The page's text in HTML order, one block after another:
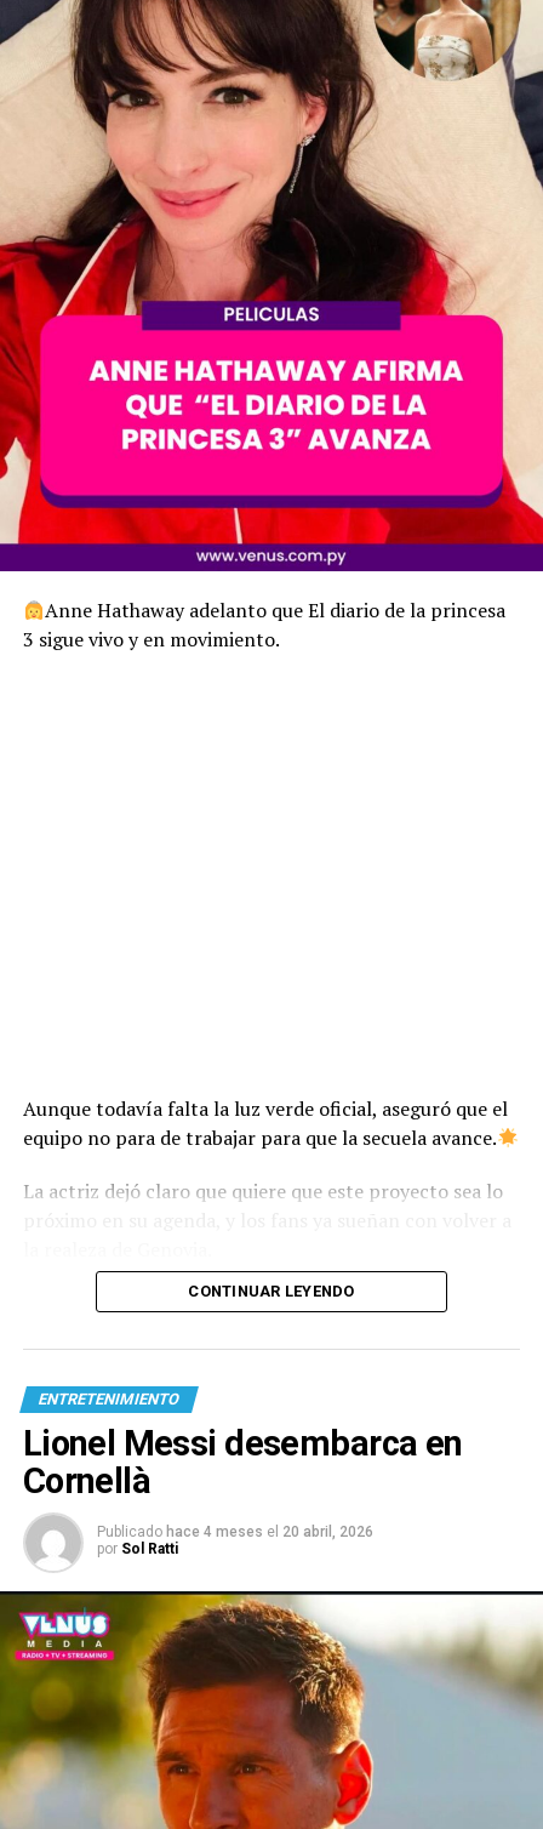
Anne Hathaway adelanto que El diario de la princesa
3 sigue vivo y en movimiento.
Aunque todavía falta la luz verde oficial, aseguró que el
equipo no para de trabajar para que la secuela avance.
La actriz dejó claro que quiere que este proyecto sea lo
CONTINUAR LEYENDO
ENTRETENIMIENTO
Lionel Messi desembarca en
Cornellà
Publicado hace 4 meses el 20 abril, 2026
por Sol Ratti